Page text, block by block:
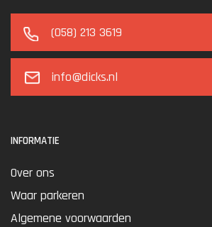
(058) 213 3619
info@dicks.nl
INFORMATIE
Over ons
Waar parkeren
Algemene voorwaarden